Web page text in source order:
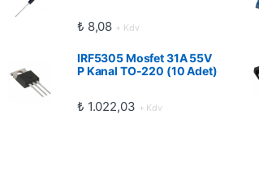
₺ 8,08 + Kdv
IRF5305 Mosfet 31A 55V
P Kanal TO-220 (10 Adet)
₺ 1.022,03 + Kdv